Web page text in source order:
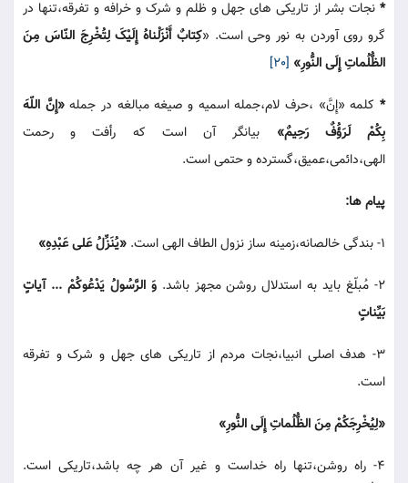
* نجات بشر از تاریکی های جهل و ظلم و شرک و خرافه و تفرقه،تنها در
گرو روی آوردن به نور وحی است. «کِتابٌ أَنْزَلْناهُ إِلَیْکَ لِتُخْرِجَ النّاسَ مِنَ
الظُّلُماتِ إِلَی النُّورِ» [20]
* کلمه «إِنَّ» ،حرف لام،جمله اسمیه و صیغه مبالغه در جمله«إِنَّ اللّهَ
بِکُمْ لَرَؤُفٌ رَحِیمٌ» بیانگر آن است که رأفت و رحمت
الهی،دائمی،عمیق،گسترده و حتمی است.
پیام ها:
1- بندگی خالصانه،زمینه ساز نزول الطاف الهی است. «یُنَزِّلُ عَلی عَبْدِهِ»
2- مُبلّغ باید به استدلال روشن مجهز باشد.
وَ الرَّسُولُ یَدْعُوکُمْ ... آیاتٍ
بَیِّناتٍ
3- هدف اصلی انبیا،نجات مردم از تاریکی های جهل و شرک و تفرقه
است.
«لِیُخْرِجَکُمْ مِنَ الظُّلُماتِ إِلَی النُّورِ»
4- راه روشن،تنها راه خداست و غیر آن هر چه باشد،تاریکی است.